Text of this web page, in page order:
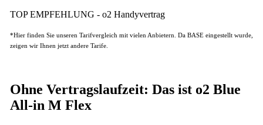
TOP EMPFEHLUNG - o2 Handyvertrag
*Hier finden Sie unseren Tarifvergleich mit vielen Anbietern. Da BASE eingestellt wurde,
zeigen wir Ihnen jetzt andere Tarife.
Ohne Vertragslaufzeit: Das ist o2 Blue
All-in M Flex